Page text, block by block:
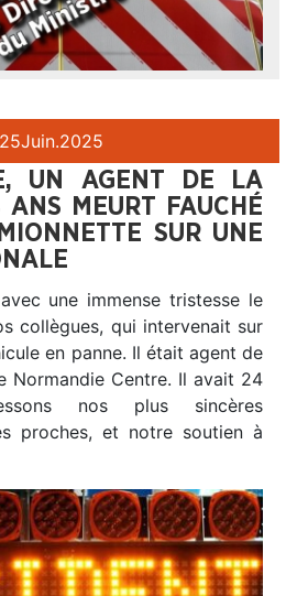
25Juin.2025
UN AGENT DE LA
MEURT FAUCHÉ
SUR UNE
une immense tristesse le
collègues, qui intervenait sur
en panne. Il était agent de
Normandie Centre. Il avait 24
nos plus sincères
proches, et notre soutien à